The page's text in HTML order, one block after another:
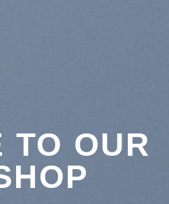
TO OUR